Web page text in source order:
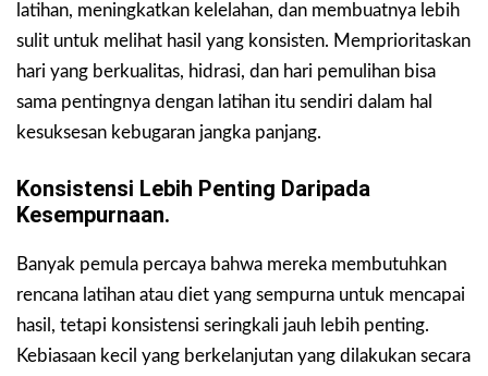
latihan, meningkatkan kelelahan, dan membuatnya lebih
sulit untuk melihat hasil yang konsisten. Memprioritaskan
hari yang berkualitas, hidrasi, dan hari pemulihan bisa
sama pentingnya dengan latihan itu sendiri dalam hal
kesuksesan kebugaran jangka panjang.
Konsistensi Lebih Penting Daripada
Kesempurnaan.
Banyak pemula percaya bahwa mereka membutuhkan
rencana latihan atau diet yang sempurna untuk mencapai
hasil, tetapi konsistensi seringkali jauh lebih penting.
Kebiasaan kecil yang berkelanjutan yang dilakukan secara